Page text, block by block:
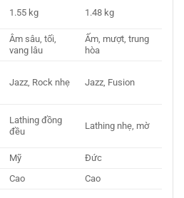
1.55 kg 1.48 kg
Âm sâu, tối,
vang lâu
Ấm, mượt, trung
hòa
Jazz, Rock nhẹ Jazz, Fusion
Lathing đồng
đều
Lathing nhẹ, mờ
Mỹ
Đức
Cao Cao